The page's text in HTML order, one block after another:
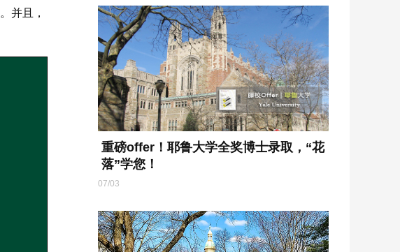
并且，
重磅offer！耶鲁大学全奖博士录取，“花
落”学您！
07/03